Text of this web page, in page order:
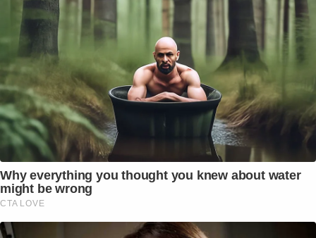
Why everything you thought you knew about water
might be wrong
CTA LOVE